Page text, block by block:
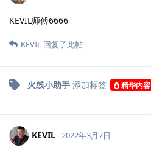
KEVIL师傅6666
KEVIL 回复了此帖
火线小助手 添加标签 精华内容
KEVIL 2022年3月7日